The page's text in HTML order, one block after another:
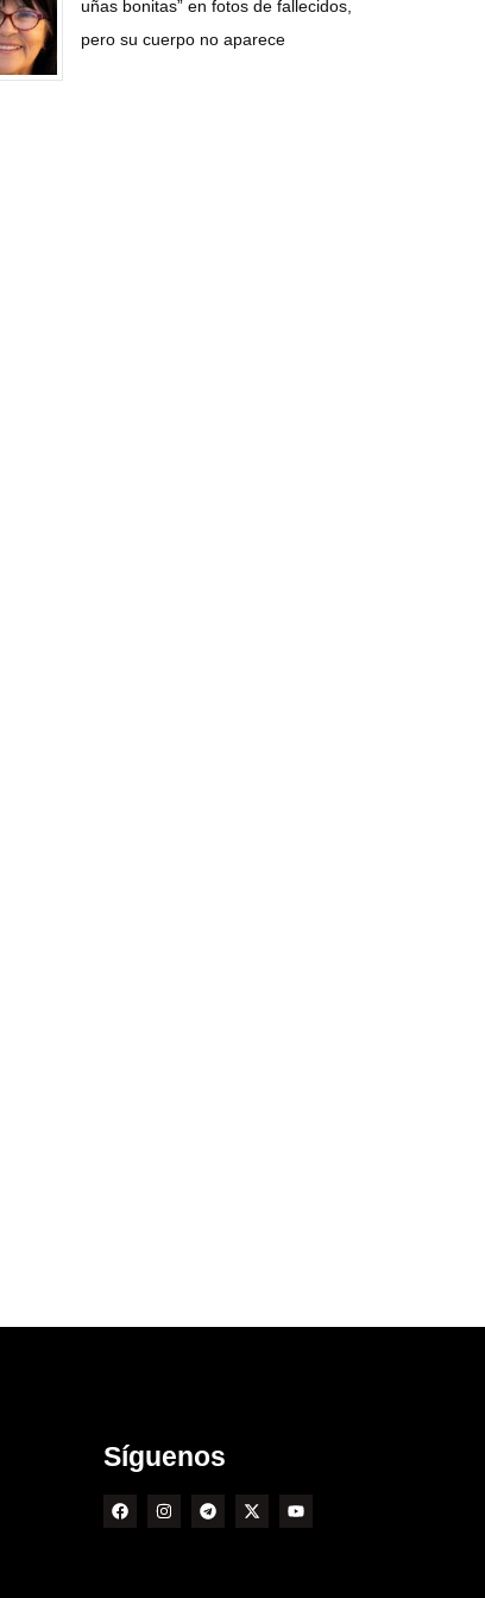
uñas bonitas” en fotos de fallecidos,
pero su cuerpo no aparece
Síguenos